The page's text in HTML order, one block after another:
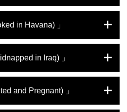
された。しかし、彼が送られたの
、終身刑を言い渡されてしまった
。
アレックスは、叔父の紹介で働き始
ト先で、メキシコ人のマリファナ密
たアレックスは、メキシコからの麻
にアメリカ国内まで運ぶことに成
所での拷問、投獄、恋愛、脱獄計画
in Havana) 」
サー、ロイとの出会いで一転する。
イに誘われ向かったパナマで、8キ
れてしまう。ロイはコカインをパリ
せるため、彼女の娘を人質に取る。
in Iraq) 」
ファへの攻撃を開始しようとしてい
ーナリストのスコット･タイラーと
and Pregnant) 」